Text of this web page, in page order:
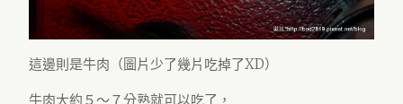
這邊則是牛肉（圖片少了幾片吃掉了XD）
牛肉大約５～７分熟就可以吃了，